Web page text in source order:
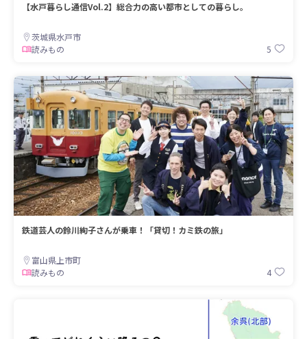
【水戸暮らし通信Vol.2】総合力の高い都市としての暮らし。
茨城県水戸市
読みもの
5
鉄道芸人の鈴川絢子さんが乗車！「貸切！カミ鉄の旅」
富山県上市町
読みもの
4